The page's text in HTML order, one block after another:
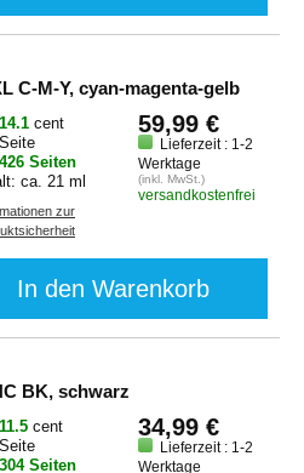
Druckerpatrone NO 35 XL C-M-Y, cyan-magenta-gelb
14.1 cent
426 Seiten
ca. 21 ml
zur
59,99 €
Lieferzeit : 1-2
Werktage
(inkl. MwSt.)
versandkostenfrei
In den Warenkorb
Druckerpatrone NO 32 HC BK, schwarz
11.5 cent
304 Seiten
34,99 €
Lieferzeit : 1-2
Werktage